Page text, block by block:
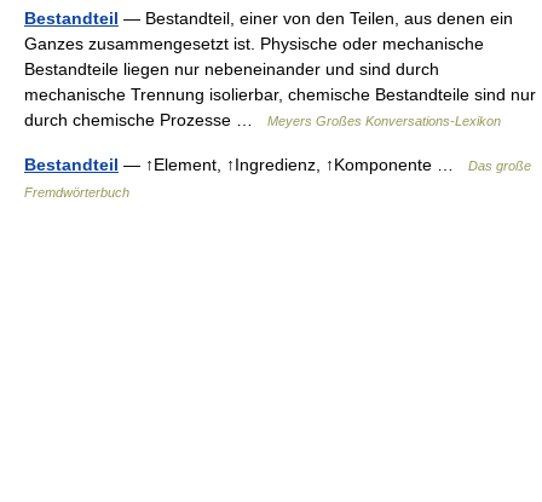
Bestandteil — Bestandteil, einer von den Teilen, aus denen ein
Ganzes zusammengesetzt ist. Physische oder mechanische
Bestandteile liegen nur nebeneinander und sind durch
mechanische Trennung isolierbar, chemische Bestandteile sind nur
durch chemische Prozesse …
Meyers Großes Konversations-Lexikon
Bestandteil — ↑Element, ↑Ingredienz, ↑Komponente …
Das große
Fremdwörterbuch